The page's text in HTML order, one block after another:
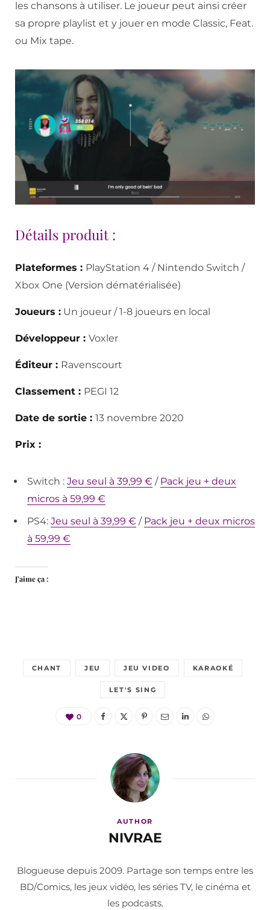
les chansons à utiliser. Le joueur peut ainsi créer
sa propre playlist et y jouer en mode Classic, Feat.
ou Mix tape.
Détails produit :
Plateformes : PlayStation 4 / Nintendo Switch /
Xbox One (Version dématérialisée)
Joueurs : Un joueur / 1-8 joueurs en local
Développeur : Voxler
Éditeur : Ravenscourt
Classement : PEGI 12
Date de sortie : 13 novembre 2020
Prix :
Switch : Jeu seul à 39,99 € / Pack jeu + deux
micros à 59,99 €
PS4: Jeu seul à 39,99 € / Pack jeu + deux micros
à 59,99 €
J’aime ça :
CHANT JEU JEU VIDEO KARAOKÉ
LET'S SING
0
AUTHOR
NIVRAE
Blogueuse depuis 2009. Partage son temps entre les
BD/Comics, les jeux vidéo, les séries TV, le cinéma et
les podcasts.